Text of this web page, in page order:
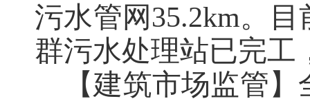
污水管网35.2km。目
群污水处理站已完工
【建筑市场监管